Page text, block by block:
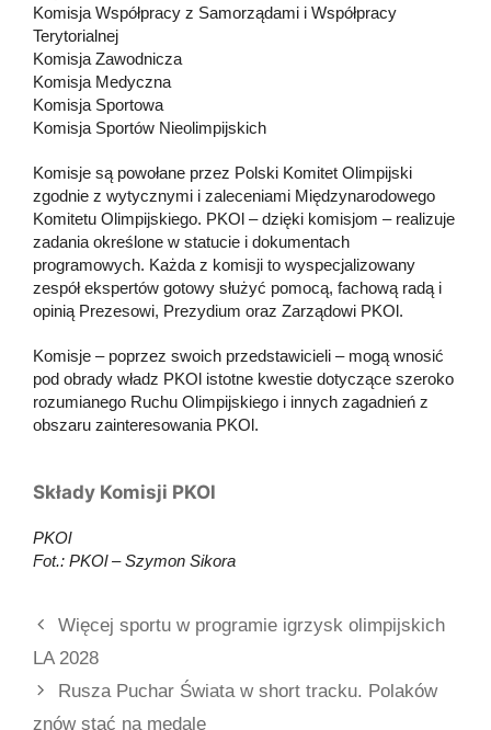
Komisja Współpracy z Samorządami i Współpracy
Terytorialnej
Komisja Zawodnicza
Komisja Medyczna
Komisja Sportowa
Komisja Sportów Nieolimpijskich
Komisje są powołane przez Polski Komitet Olimpijski
zgodnie z wytycznymi i zaleceniami Międzynarodowego
Komitetu Olimpijskiego. PKOl – dzięki komisjom – realizuje
zadania określone w statucie i dokumentach
programowych. Każda z komisji to wyspecjalizowany
zespół ekspertów gotowy służyć pomocą, fachową radą i
opinią Prezesowi, Prezydium oraz Zarządowi PKOl.
Komisje – poprzez swoich przedstawicieli – mogą wnosić
pod obrady władz PKOl istotne kwestie dotyczące szeroko
rozumianego Ruchu Olimpijskiego i innych zagadnień z
obszaru zainteresowania PKOl.
Składy Komisji PKOl
PKOl
Fot.: PKOl – Szymon Sikora
Więcej sportu w programie igrzysk olimpijskich
LA 2028
Rusza Puchar Świata w short tracku. Polaków
znów stać na medale